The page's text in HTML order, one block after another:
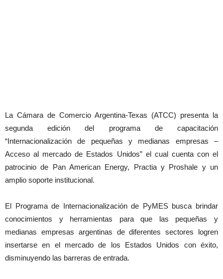
La Cámara de Comercio Argentina-Texas (ATCC) presenta la
segunda edición del programa de capacitación
“Internacionalización de pequeñas y medianas empresas –
Acceso al mercado de Estados Unidos” el cual cuenta con el
patrocinio de Pan American Energy, Practia y Proshale y un
amplio soporte institucional.
El Programa de Internacionalización de PyMES busca brindar
conocimientos y herramientas para que las pequeñas y
medianas empresas argentinas de diferentes sectores logren
insertarse en el mercado de los Estados Unidos con éxito,
disminuyendo las barreras de entrada.